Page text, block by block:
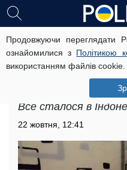
Продовжуючи переглядати
ознайомилися з Політикою
використанням файлів cookie.
Популярну
відправили до
кордоном: "не
Все сталося в
22 жовтня, 12:41